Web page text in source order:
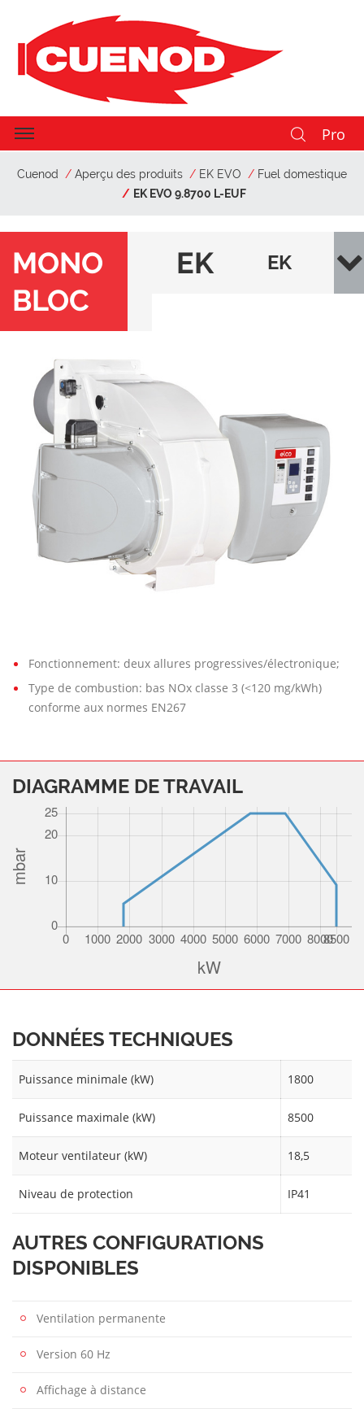
Pro
Cuenod Aperçu des produits EK EVO
Fuel domestique
EK EVO 9.8700 L-EUF
MONO
BLOC
EK
EK
L-
EUF
Fonctionnement: deux allures progressives/électronique;
Type de combustion: bas NOx classe 3 (<120 mg/kWh)
conforme aux normes EN267
DIAGRAMME DE TRAVAIL
DONNÉES TECHNIQUES
Puissance minimale (kW) 1800
Puissance maximale (kW) 8500
Moteur ventilateur (kW) 18,5
Niveau de protection IP41
AUTRES CONFIGURATIONS
DISPONIBLES
Ventilation permanente
Version 60 Hz
Affichage à distance